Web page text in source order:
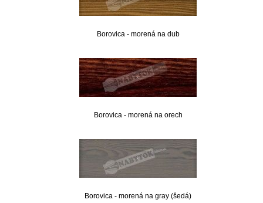
Borovica - morená na dub
Borovica - morená na orech
Borovica - morená na gray (šedá)